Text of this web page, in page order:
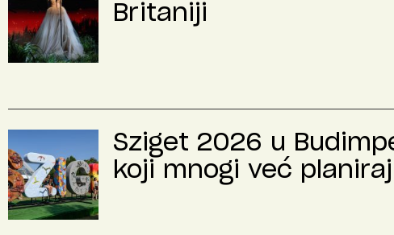
Britaniji
Sziget 2026 u
koji mnogi već